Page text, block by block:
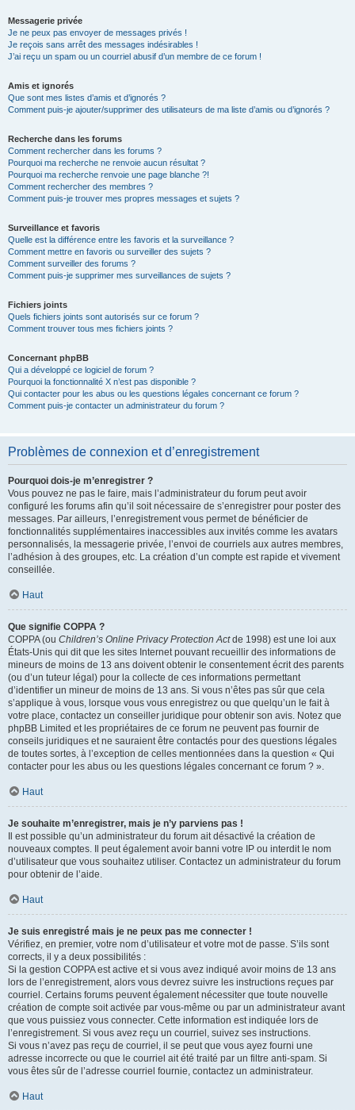
Messagerie privée
Je ne peux pas envoyer de messages privés !
Je reçois sans arrêt des messages indésirables !
J’ai reçu un spam ou un courriel abusif d’un membre de ce forum !
Amis et ignorés
Que sont mes listes d’amis et d’ignorés ?
Comment puis-je ajouter/supprimer des utilisateurs de ma liste d’amis ou d’ignorés ?
Recherche dans les forums
Comment rechercher dans les forums ?
Pourquoi ma recherche ne renvoie aucun résultat ?
Pourquoi ma recherche renvoie une page blanche ?!
Comment rechercher des membres ?
Comment puis-je trouver mes propres messages et sujets ?
Surveillance et favoris
Quelle est la différence entre les favoris et la surveillance ?
Comment mettre en favoris ou surveiller des sujets ?
Comment surveiller des forums ?
Comment puis-je supprimer mes surveillances de sujets ?
Fichiers joints
Quels fichiers joints sont autorisés sur ce forum ?
Comment trouver tous mes fichiers joints ?
Concernant phpBB
Qui a développé ce logiciel de forum ?
Pourquoi la fonctionnalité X n’est pas disponible ?
Qui contacter pour les abus ou les questions légales concernant ce forum ?
Comment puis-je contacter un administrateur du forum ?
Problèmes de connexion et d’enregistrement
Pourquoi dois-je m’enregistrer ?
Vous pouvez ne pas le faire, mais l’administrateur du forum peut avoir
configuré les forums afin qu’il soit nécessaire de s’enregistrer pour poster des
messages. Par ailleurs, l’enregistrement vous permet de bénéficier de
fonctionnalités supplémentaires inaccessibles aux invités comme les avatars
personnalisés, la messagerie privée, l’envoi de courriels aux autres membres,
l’adhésion à des groupes, etc. La création d’un compte est rapide et vivement
conseillée.
Haut
Que signifie COPPA ?
COPPA (ou Children’s Online Privacy Protection Actde 1998) est une loi aux
États-Unis qui dit que les sites Internet pouvant recueillir des informations de
mineurs de moins de 13 ans doivent obtenir le consentement écrit des parents
(ou d’un tuteur légal) pour la collecte de ces informations permettant
d’identifier un mineur de moins de 13 ans. Si vous n’êtes pas sûr que cela
s’applique à vous, lorsque vous vous enregistrez ou que quelqu’un le fait à
votre place, contactez un conseiller juridique pour obtenir son avis. Notez que
phpBB Limited et les propriétaires de ce forum ne peuvent pas fournir de
conseils juridiques et ne sauraient être contactés pour des questions légales
de toutes sortes, à l’exception de celles mentionnées dans la question « Qui
contacter pour les abus ou les questions légales concernant ce forum ? ».
Haut
Je souhaite m’enregistrer, mais je n’y parviens pas !
Il est possible qu’un administrateur du forum ait désactivé la création de
nouveaux comptes. Il peut également avoir banni votre IP ou interdit le nom
d’utilisateur que vous souhaitez utiliser. Contactez un administrateur du forum
pour obtenir de l’aide.
Haut
Je suis enregistré mais je ne peux pas me connecter !
Vérifiez, en premier, votre nom d’utilisateur et votre mot de passe. S’ils sont
corrects, il y a deux possibilités :
Si la gestion COPPA est active et si vous avez indiqué avoir moins de 13 ans
lors de l’enregistrement, alors vous devrez suivre les instructions reçues par
courriel. Certains forums peuvent également nécessiter que toute nouvelle
création de compte soit activée par vous-même ou par un administrateur avant
que vous puissiez vous connecter. Cette information est indiquée lors de
l’enregistrement. Si vous avez reçu un courriel, suivez ses instructions.
Si vous n’avez pas reçu de courriel, il se peut que vous ayez fourni une
adresse incorrecte ou que le courriel ait été traité par un filtre anti-spam. Si
vous êtes sûr de l’adresse courriel fournie, contactez un administrateur.
Haut